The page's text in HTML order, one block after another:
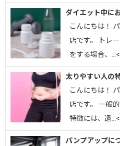
ダイエット中に
こんにちは！
店です。 トレ
をする場合、
太りやすい人の
こんにちは！
店です。 一般
特徴には、遺
パンプアップに